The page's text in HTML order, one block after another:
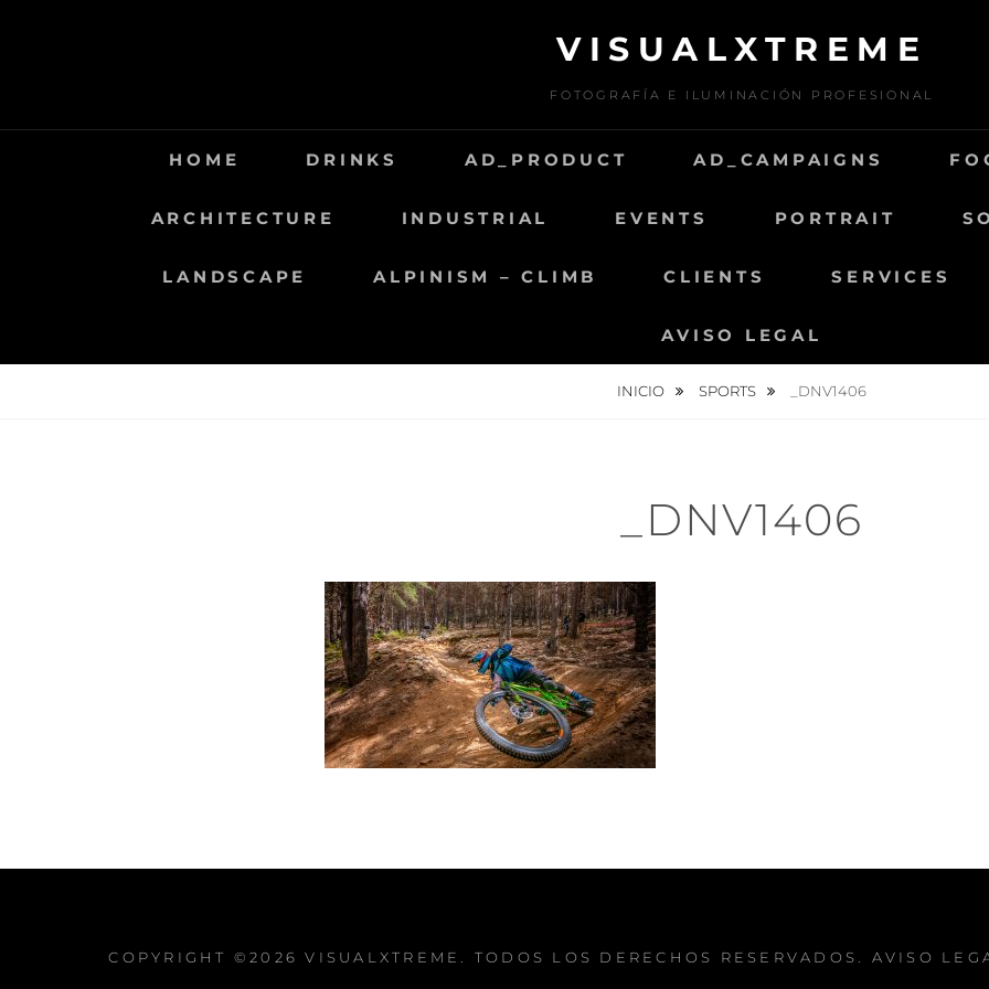
VISUALXTREME
FOTOGRAFÍA E ILUMINACIÓN PROFESIONAL
HOME DRINKS AD_PRODUCT AD_CAMPAIGNS
ARCHITECTURE INDUSTRIAL EVENTS PORTRAIT
LANDSCAPE ALPINISM – CLIMB CLIENTS SERVICES
AVISO LEGAL
INICIO SPORTS _DNV1406
_DNV1406
COPYRIGHT ©2026VISUALXTREME . TODOS LOS DERECHOS RESERVADOS. AVISO